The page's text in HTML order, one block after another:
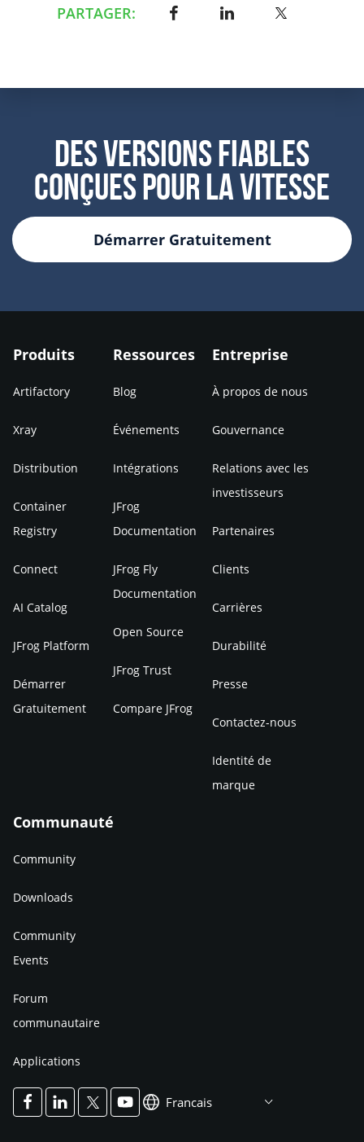
PARTAGER:
Des Versions Fiables
Conçues Pour La Vitesse
Démarrer Gratuitement
Produits
Artifactory
Xray
Distribution
Container
Registry
Connect
AI Catalog
JFrog Platform
Démarrer
Gratuitement
Ressources
Blog
Événements
Intégrations
JFrog
Documentation
JFrog Fly
Documentation
Open Source
JFrog Trust
Compare JFrog
Entreprise
À propos de nous
Gouvernance
Relations avec les
investisseurs
Partenaires
Clients
Carrières
Durabilité
Presse
Contactez-nous
Identité de
marque
Communauté
Community
Downloads
Community
Events
Forum
communautaire
Applications
Francais